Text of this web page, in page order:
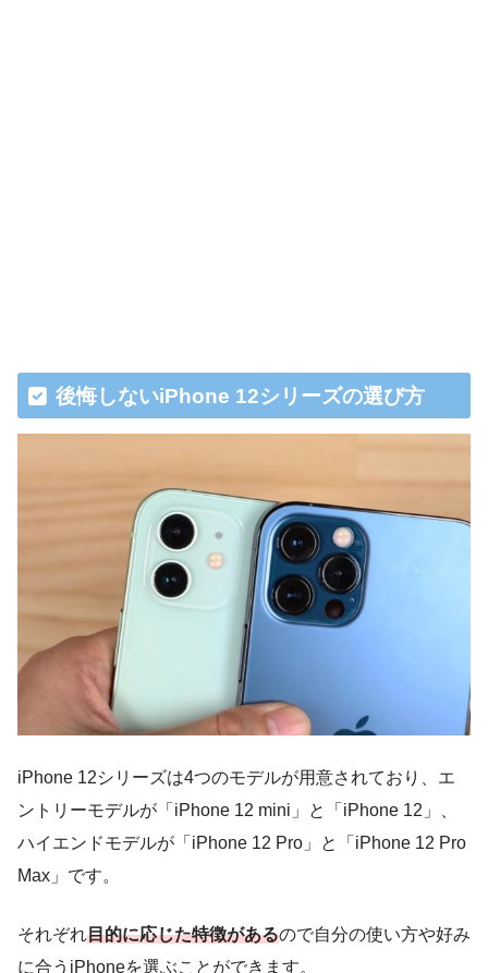
後悔しないiPhone 12シリーズの選び方
iPhone 12シリーズは4つのモデルが用意されており、エ
ントリーモデルが「iPhone 12 mini」と「iPhone 12」、
ハイエンドモデルが「iPhone 12 Pro」と「iPhone 12 Pro
Max」です。
それぞれ目的に応じた特徴があるので自分の使い方や好み
に合うiPhoneを選ぶことができます。